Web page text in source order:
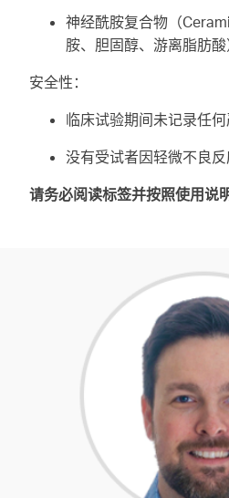
神经酰胺复合物（
胺、胆固醇、游离脂肪酸
安全性：
临床试验期间未记录任何
没有受试者因轻微不良反
请务必阅读标签并按照使用说